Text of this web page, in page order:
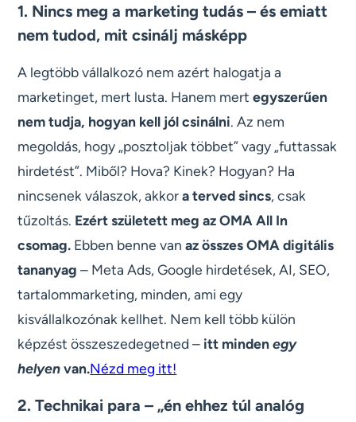
1. Nincs meg a marketing tudás – és emiatt
nem tudod, mit csinálj másképp
A legtöbb vállalkozó nem azért halogatja a
marketinget, mert lusta. Hanem mertegyszerűen
nem tudja, hogyan kell jól csinálni. Az nem
megoldás, hogy „posztoljak többet” vagy „futtassak
hirdetést”. Miből? Hova? Kinek? Hogyan? Ha
nincsenek válaszok, akkora terved sincs, csak
tűzoltás. Ezért született meg az OMA All In
csomag. Ebben benne vanaz összes OMA digitális
tananyag – Meta Ads, Google hirdetések, AI, SEO,
tartalommarketing, minden, ami egy
kisvállalkozónak kellhet. Nem kell több külön
képzést összeszedegetned – itt mindenegy
helyenvan.Nézd meg itt!
2. Technikai para – „én ehhez túl analóg